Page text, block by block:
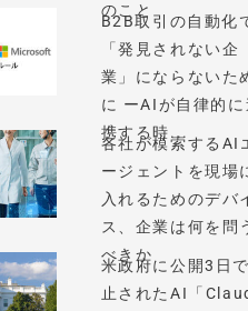
のこと
B2B取引の自動化
「発見されない企
業」にならないた
に ーAIが自律的に
携する時...
各社が模索するAI
ージェントを現場
入れるためのデバ
ス、企業は何を問
べきか
米政府に公開3日
止されたAI「